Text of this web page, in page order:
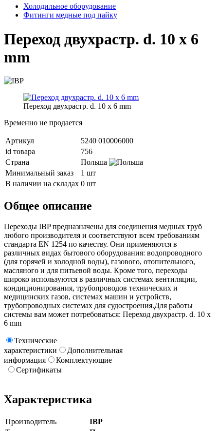
Холодильное оборудование
Фитинги медные под пайку
Переход двухрастр. d. 10 x 6
mm
Переход двухрастр. d. 10 x 6 mm
Временно не продается
Артикул
5240 010006000
id товара
756
Страна
Польша
Минимальный заказ
1 шт
В наличии на складах 0 шт
Общее описание
Переходы IBP предназначены для соединения медных труб
любого производителя и соответствуют всем требованиям
стандарта EN 1254 по качеству. Они применяются в
различных видах бытового оборудования: водопроводного
(для горячей и холодной воды), газового, отопительного,
масляного и для питьевой воды. Кроме того, переходы
широко используются в различных системах вентиляции,
кондиционирования, трубопроводов технических и
медицинских газов, системах машин и устройств,
трубопроводных системах для судостроения.Для работы
системы вам может потребоваться: Переход двухрастр. d. 10 х
6 mm
Технические
характеристики
Дополнительная
информация
Комплектующие
Сертификаты
Характеристика
Производитель
IBP